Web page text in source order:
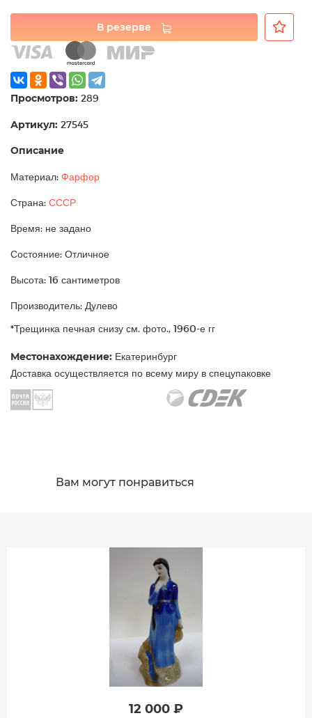
В резерве
Просмотров: 289
Артикул: 27545
Описание
Материал: Фарфор
Страна: СССР
Время: не задано
Состояние: Отличное
Высота: 16 сантиметров
Производитель: Дулево
*Трещинка печная снизу см. фото., 1960-е гг
Местонахождение: Екатеринбург
Доставка осуществляется по всему миру в спецупаковке
Вам могут понравиться
12 000 ₽